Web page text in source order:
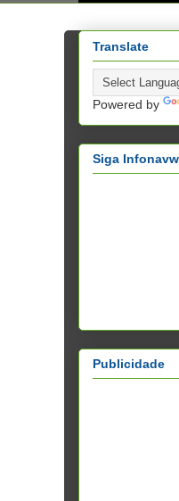
Translate
Powered by
Siga
Publicidade